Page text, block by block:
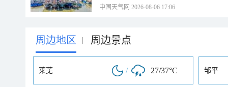
中国天气网 2026-08-06 17:06
周边地区 | 周边景点
莱芜 / 27/37°C 邹平